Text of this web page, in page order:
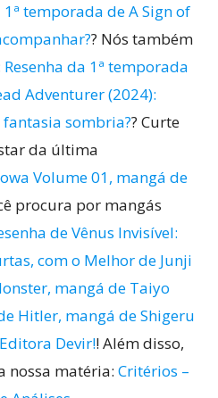
1ª temporada de A Sign of
? Nós também
Resenha da 1ª temporada
Adventurer (2024):
fantasia sombria?? Curte
da última
Volume 01, mangá de
procura por mangás
de Vênus Invisível:
com o Melhor de Junji
mangá de Taiyo
Hitler, mangá de Shigeru
Devir!! Além disso,
nossa matéria: Critérios –